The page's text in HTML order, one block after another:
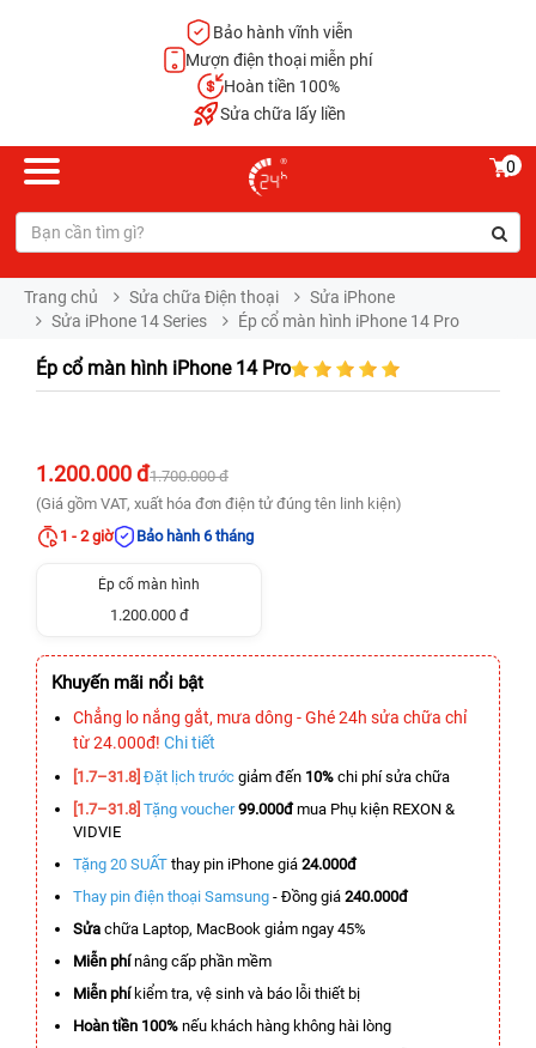
Bảo hành vĩnh viễn
Mượn điện thoại miễn phí
Hoàn tiền 100%
Sửa chữa lấy liền
0
Trang chủ Sửa chữa Điện thoại
Sửa iPhone
Sửa iPhone 14 Series
Ép cổ màn hình iPhone 14 Pro
Ép cổ màn hình iPhone 14 Pro
1.200.000 đ1.700.000 đ
(Giá gồm VAT, xuất hóa đơn điện tử đúng tên linh kiện)
1 - 2 giờ
Bảo hành 6 tháng
Ép cổ màn hình
1.200.000 đ
Khuyến mãi nổi bật
Chẳng lo nắng gắt, mưa dông - Ghé 24h sửa chữa chỉ
từ 24.000đ! Chi tiết
[1.7–31.8] Đặt lịch trước giảm đến 10% chi phí sửa chữa
[1.7–31.8] Tặng voucher 99.000đmua Phụ kiện REXON &
VIDVIE
Tặng 20 SUẤT thay pin iPhone giá 24.000đ
Thay pin điện thoại Samsung - Đồng giá 240.000đ
Sửa chữa Laptop, MacBook giảm ngay 45%
Miễn phínâng cấp phần mềm
Miễn phíkiểm tra, vệ sinh và báo lỗi thiết bị
Hoàn tiền 100% nếu khách hàng không hài lòng